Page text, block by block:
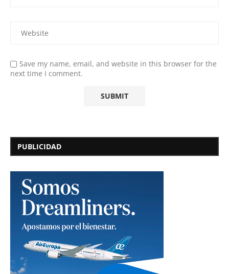
Save my name, email, and website in this browser for the
next time I comment.
PUBLICIDAD